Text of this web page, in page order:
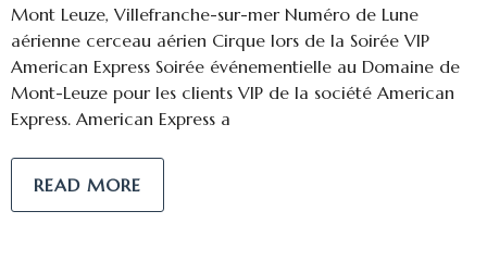
Mont Leuze, Villefranche-sur-mer Numéro de Lune
aérienne cerceau aérien Cirque lors de la Soirée VIP
American Express Soirée événementielle au Domaine de
Mont-Leuze pour les clients VIP de la société American
Express. American Express a
READ MORE